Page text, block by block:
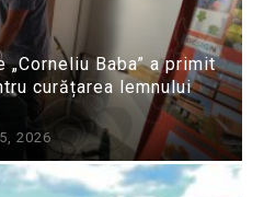
„Corneliu Baba” a primit
curățarea lemnului
2026